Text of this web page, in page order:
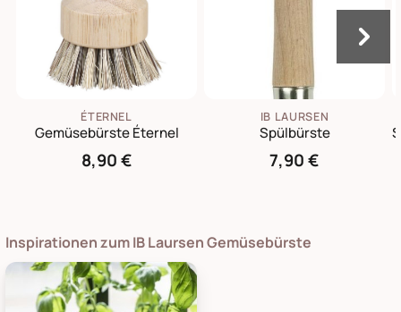
ÉTERNEL
Gemüsebürste Éternel
8,90 €
IB LAURSEN
Spülbürste
7,90 €
Inspirationen zum IB Laursen Gemüsebürste